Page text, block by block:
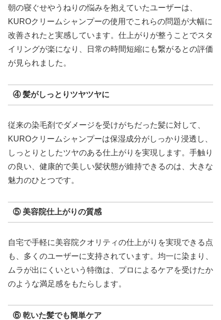
朝の寝ぐせやうねりの悩みを抱えていたユーザーは、
KUROクリームシャンプーの使用でこれらの問題が大幅に
改善されたと実感しています。仕上がりが整うことでスタ
イリングが楽になり、日常の時間短縮にも繋がるとの評価
が見られました。
④ 髪がしっとりツヤツヤに
従来の染毛剤でダメージを受けがちだった髪に対して、
KUROクリームシャンプーは保湿成分がしっかり浸透し、
しっとりとしたツヤのある仕上がりを実現します。手触り
の良い、健康的で美しい髪状態が維持できるのは、大きな
魅力のひとつです。
⑤ 美容院仕上がりの質感
自宅で手軽に美容院クオリティの仕上がりを実現できる点
も、多くのユーザーに支持されています。均一に染まり、
ムラが出にくいという特徴は、プロによるケアを受けたか
のような満足感をもたらします。
⑥ 乾いた髪でも簡単ケア